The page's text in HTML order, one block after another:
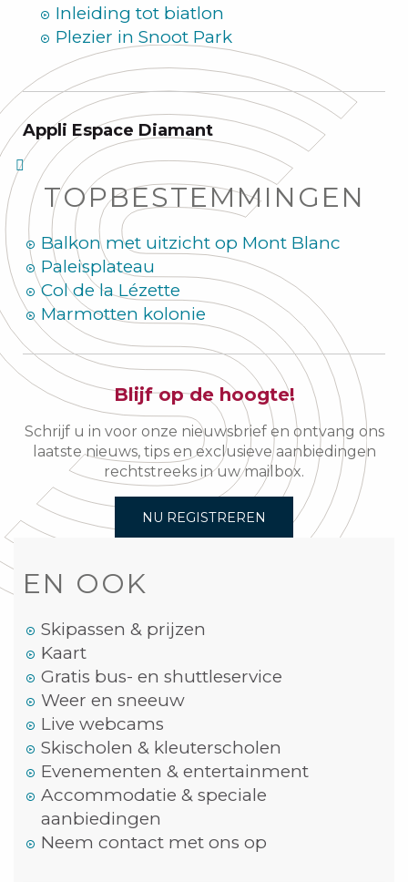
Inleiding tot biatlon
Plezier in Snoot Park
Appli Espace Diamant
TOPBESTEMMINGEN
Balkon met uitzicht op Mont Blanc
Paleisplateau
Col de la Lézette
Marmotten kolonie
Blijf op de hoogte!
Schrijf u in voor onze nieuwsbrief en ontvang ons
laatste nieuws, tips en exclusieve aanbiedingen
rechtstreeks in uw mailbox.
NU REGISTREREN
EN OOK
Skipassen & prijzen
Kaart
Gratis bus- en shuttleservice
Weer en sneeuw
Live webcams
Skischolen & kleuterscholen
Evenementen & entertainment
Accommodatie & speciale
aanbiedingen
Neem contact met ons op